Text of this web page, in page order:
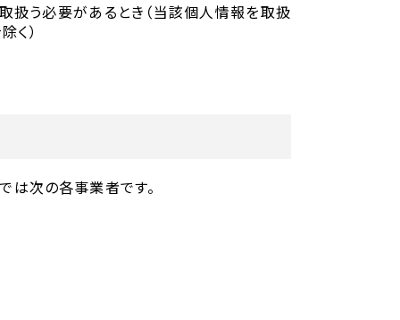
扱う必要があるとき（当該個人情報を取扱
）
は次の各事業者です。